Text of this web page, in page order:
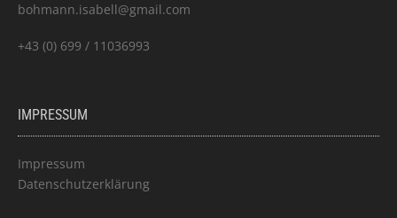
bohmann.isabell@gmail.com
+43 (0) 699 / 11036993
IMPRESSUM
Impressum
Datenschutzerklärung